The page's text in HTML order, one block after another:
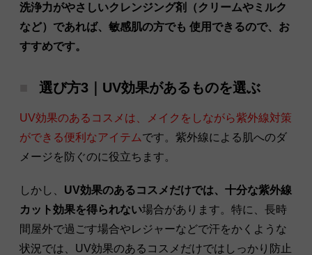
洗浄力がやさしいクレンジング剤（クリームやミルク
など）であれば、敏感肌の方でも 使用できるので、お
すすめです。
選び方3｜UV効果があるものを選ぶ
UV効果のあるコスメは、メイクをしながら紫外線対策
ができる便利なアイテムです。紫外線による肌へのダ
メージを防ぐのに役立ちます。
しかし、 UV効果のあるコスメだけでは、十分な紫外線
カット効果を得られない場合があります。特に、長時
間屋外で過ごす場合やレジャーなどで汗をかくような
状況では、UV効果のあるコスメだけではしっかり防止